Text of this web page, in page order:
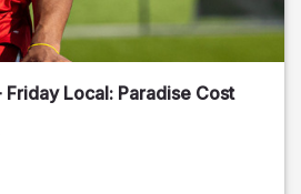
Local: Paradise Cost